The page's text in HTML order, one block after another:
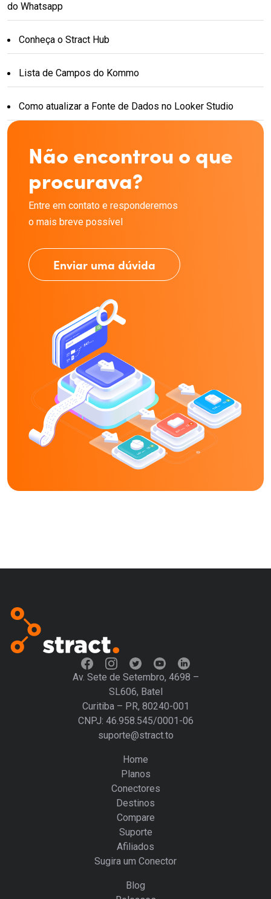
do Whatsapp
Conheça o Stract Hub
Lista de Campos do Kommo
Como atualizar a Fonte de Dados no Looker Studio
Não encontrou o que
procurava?
Entre em contato e responderemos
o mais breve possível
Enviar uma dúvida
Av. Sete de Setembro, 4698 –
SL606, Batel
Curitiba – PR, 80240-001
CNPJ: 46.958.545/0001-06
suporte@stract.to
Home
Planos
Conectores
Destinos
Compare
Suporte
Afiliados
Sugira um Conector
Blog